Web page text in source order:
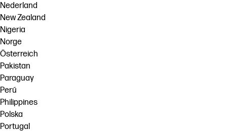
Nederland
New Zealand
Nigeria
Norge
Österreich
Pakistan
Paraguay
Perú
Philippines
Polska
Portugal